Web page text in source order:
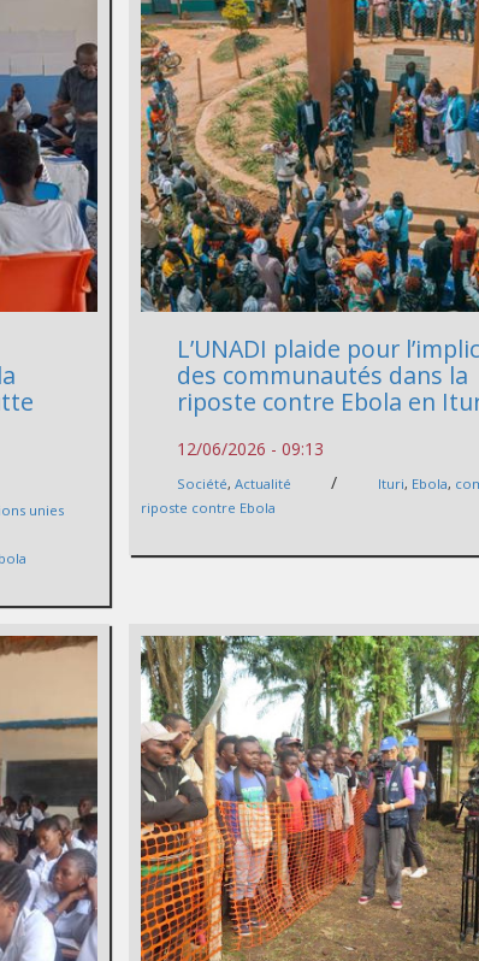
unies
L’UNADI plaide pour
des communautés dans la
riposte contre Ebola en
12/06/2026 - 09:13
Société,Actualité / Ituri, Ebola,
riposte contre Ebola